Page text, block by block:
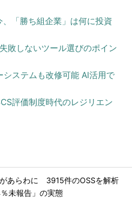
「勝ち組企業」は何に投資
敗しないツール選びのポイン
ステムも改修可能 AI活用で
評価制度時代のレジリエン
あらわに 3915件のOSSを解析
未報告」の実態